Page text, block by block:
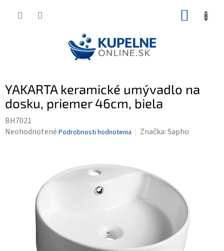
YAKARTA keramické umývadlo na
dosku, priemer 46cm, biela
BH7021
Priemerné
hviezdičiek.
Neohodnotené Podrobnosti hodnotenia Značka:Sapho